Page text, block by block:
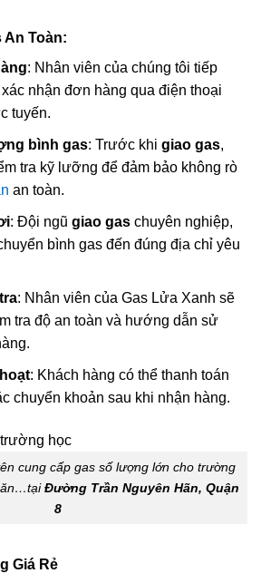
An Toàn:
: Nhân viên của chúng tôi tiếp
nhận đơn hàng qua điện thoại
tuyến.
bình gas: Trước khi giao gas,
tra kỹ lưỡng để đảm bảo không rò
an toàn.
: Đội ngũ giao gaschuyên nghiệp,
bình gas đến đúng địa chỉ yêu
: Nhân viên của Gas Lửa Xanh sẽ
tra độ an toàn và hướng dẫn sử
: Khách hàng có thể thanh toán
chuyển khoản sau khi nhận hàng.
cung cấp gas số lượng lớn cho trường
ăn…tạiĐường Trần Nguyên Hãn, Quận
8
Giá Rẻ